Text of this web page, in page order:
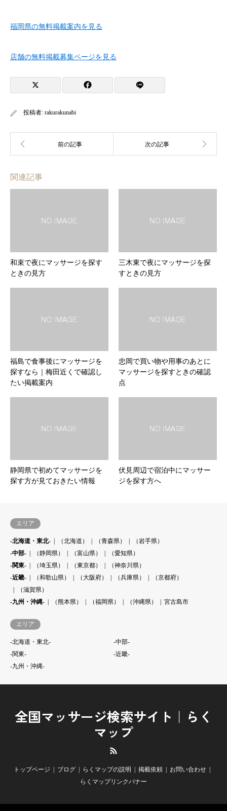
福岡県の無料掲載案内を見る
店舗の無料掲載募集ページを見る
投稿者: rakurakunabi
関連記事
和束で夜にマッサージを探す
ときの見方
三木東で夜にマッサージを探
すときの見方
福島で食事後にマッサージを
探すなら｜梅田近くで確認し
たい掲載案内
忠岡で買い物や用事のあとに
マッサージを探すときの確認
点
静岡県で初めてマッサージを
探す方が見ておきたい情報
伏見周辺で宿泊中にマッサー
ジを探す方へ
エリア
-北海道・東北- （北海道） （青森県）
（岩手県）
-中部-
（静岡県） （富山県）
（愛知県）
-関東-
（埼玉県） （東京都）
（神奈川県）
-近畿-
（和歌山県） （大阪府） （兵庫県）
（京都府）
（滋賀県）
-九州・沖縄-
（熊本県） （福岡県） （沖縄県） 宮古島市
エリア
-北海道・東北-
-中部-
-関東-
-近畿-
-九州・沖縄-
全国マッサージ検索サイト｜らく
マップ
トップページ ブログ らくマップの説明 掲載依頼
お問い合わせ
らくマップリンクバナー